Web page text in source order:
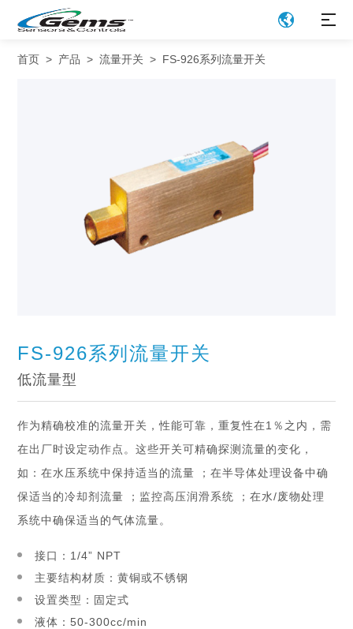
首页 > 产品 > 流量开关 > FS-926系列流量开关
FS-926系列流量开关
低流量型
作为精确校准的流量开关，性能可靠，重复性在1％之内，需
在出厂时设定动作点。这些开关可精确探测流量的变化，
如：在水压系统中保持适当的流量 ；在半导体处理设备中确
保适当的冷却剂流量 ；监控高压润滑系统 ；在水/废物处理
系统中确保适当的气体流量。
接口：1/4” NPT
主要结构材质：黄铜或不锈钢
设置类型：固定式
液体：50-300cc/min